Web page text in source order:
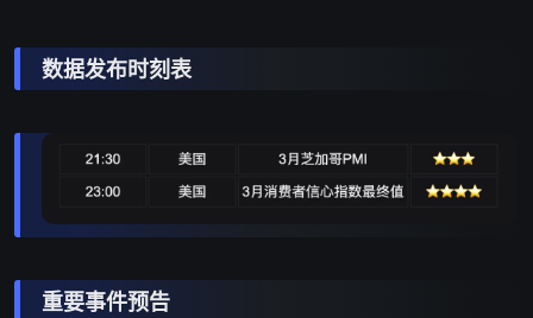
数据发布时刻表
重要事件预告